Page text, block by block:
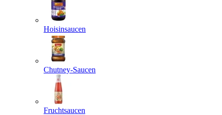
Hoisinsaucen
Chutney-Saucen
Fruchtsaucen